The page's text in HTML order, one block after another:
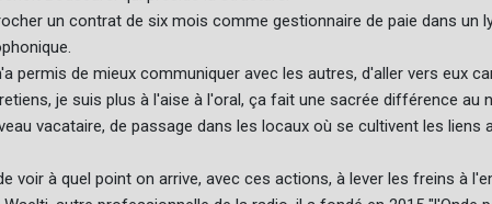
un contrat de six mois comme gestionnaire de paie dans un
permis de mieux communiquer avec les autres, d'aller vers eux
je suis plus à l'aise à l'oral, ça fait une sacrée différence au
vacataire, de passage dans les locaux où se cultivent les liens
voir à quel point on arrive, avec ces actions, à lever les freins à